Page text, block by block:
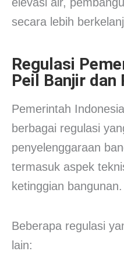
secara lebih
Regulasi
Peil Banjir dan
Pemerintah
berbagai regulasi
penyelenggaraan
termasuk aspek
ketinggian bangunan.
Beberapa regulasi
lain: